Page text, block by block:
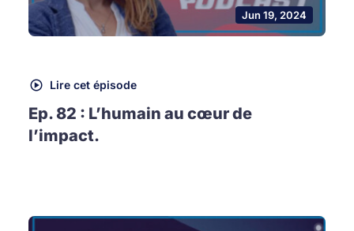
Jun 19, 2024
Lire cet épisode
Ep. 82 : L’humain au cœur de
l’impact.